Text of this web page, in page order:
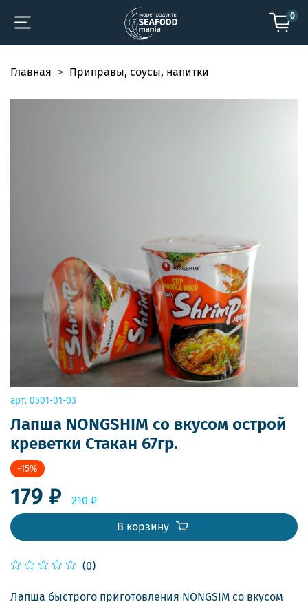
0
Главная Приправы, соусы, напитки
арт. 0501-01-03
Лапша NONGSHIM со вкусом острой
креветки Стакан 67гр.
(0)
-15%
179 ₽
210 ₽
В корзину
Лапша быстрого приготовления NONGSIM со вкусом